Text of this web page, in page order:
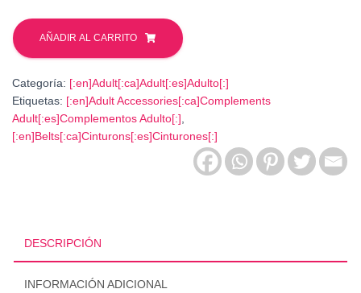
Cinturón
tela
patchwork.
Blanco
cantidad
AÑADIR AL CARRITO
Categoría: [:en]Adult[:ca]Adult[:es]Adulto[:]
Etiquetas: [:en]Adult Accessories[:ca]Complements
Adult[:es]Complementos Adulto[:]
[:en]Belts[:ca]Cinturons[:es]Cinturones[:]
DESCRIPCIÓN
INFORMACIÓN ADICIONAL